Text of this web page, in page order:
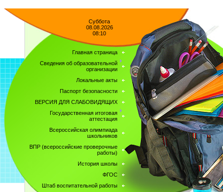
Суббота
08.08.2026
08:10
Главная страница
Сведения об образовательной
организации
Локальные акты
Паспорт безопасности
ВЕРСИЯ ДЛЯ СЛАБОВИДЯЩИХ
Государственная итоговая
аттестация
Всероссийская олимпиада
школьников
ВПР (всероссийские проверочные
работы)
История школы
ФГОС
Штаб воспитательной работы